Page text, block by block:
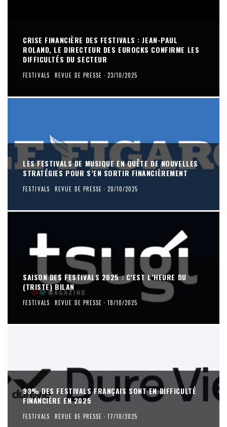
CRISE FINANCIÈRE DES FESTIVALS : JEAN-PAUL
ROLAND, LE DIRECTEUR DES EUROCKS CONFIRME LES
DIFFICULTÉS DU SECTEUR
FESTIVALS REVUE DE PRESSE · 23/10/2025
LES FESTIVALS DE MUSIQUE EN QUÊTE DE NOUVELLES
STRATÉGIES POUR S’EN SORTIR FINANCIÈREMENT
FESTIVALS REVUE DE PRESSE · 20/10/2025
SAISON DES FESTIVALS 2025 : C’EST L’HEURE DU
(TRISTE) BILAN
FESTIVALS REVUE DE PRESSE · 18/10/2025
93% DES FESTIVALS FRANÇAIS SONT EN DIFFICULTÉ
FINANCIÈRE EN 2025
FESTIVALS REVUE DE PRESSE · 17/10/2025